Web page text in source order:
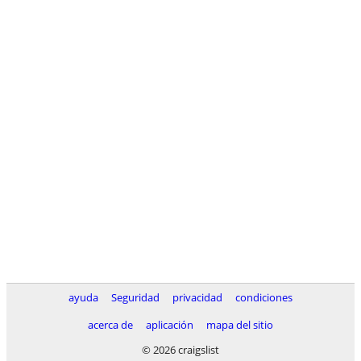
ayuda Seguridad privacidad
condiciones
acerca de
aplicación
mapa del sitio
© 2026 craigslist